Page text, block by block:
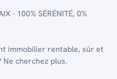
- 100% SÉRÉNITÉ, 0%
immobilier rentable, sûr et
cherchez plus.